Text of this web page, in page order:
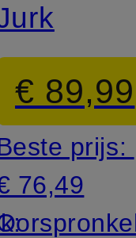
€ 89,99
prijs:
76,49